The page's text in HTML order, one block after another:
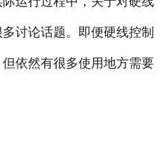
讨论话题。即便硬线控制
依然有很多使用地方需要